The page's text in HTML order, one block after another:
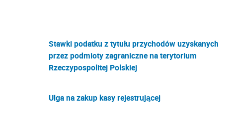
Stawki podatku z tytułu przychodów uzyskanych
przez podmioty zagraniczne na terytorium
Rzeczypospolitej Polskiej
Ulga na zakup kasy rejestrującej